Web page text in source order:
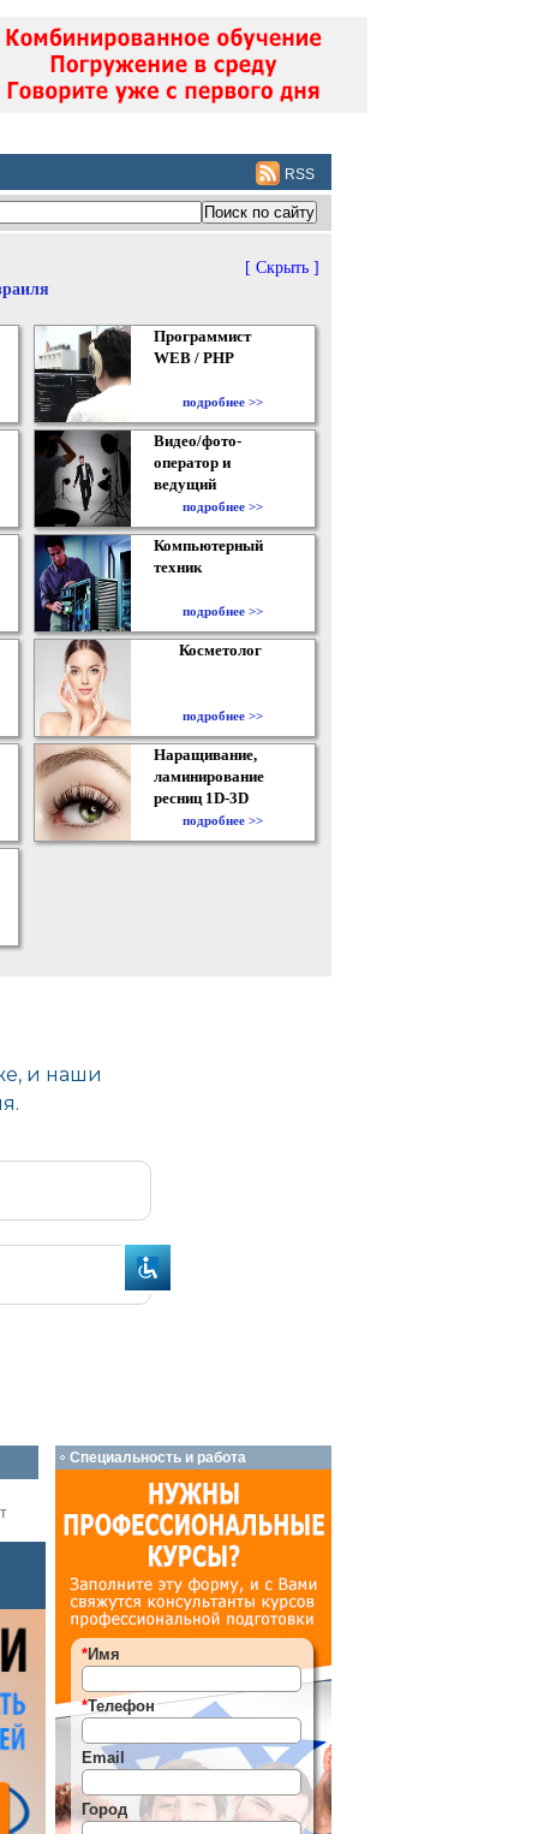
RSS
[ Скрыть ]
Программист
WEB / PHP
подробнее >>
Видео/фото-
оператор и
ведущий
подробнее >>
Компьютерный
техник
подробнее >>
Косметолог
подробнее >>
Наращивание,
ламинирование
ресниц 1D-3D
подробнее >>
Специальность и работа
*Имя
*Телефон
Email
Город